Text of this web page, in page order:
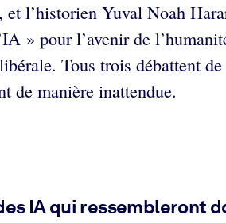
l’historien Yuval Noah
» pour l’avenir de
Tous trois débattent
de manière inattendue.
IA qui ressembleront